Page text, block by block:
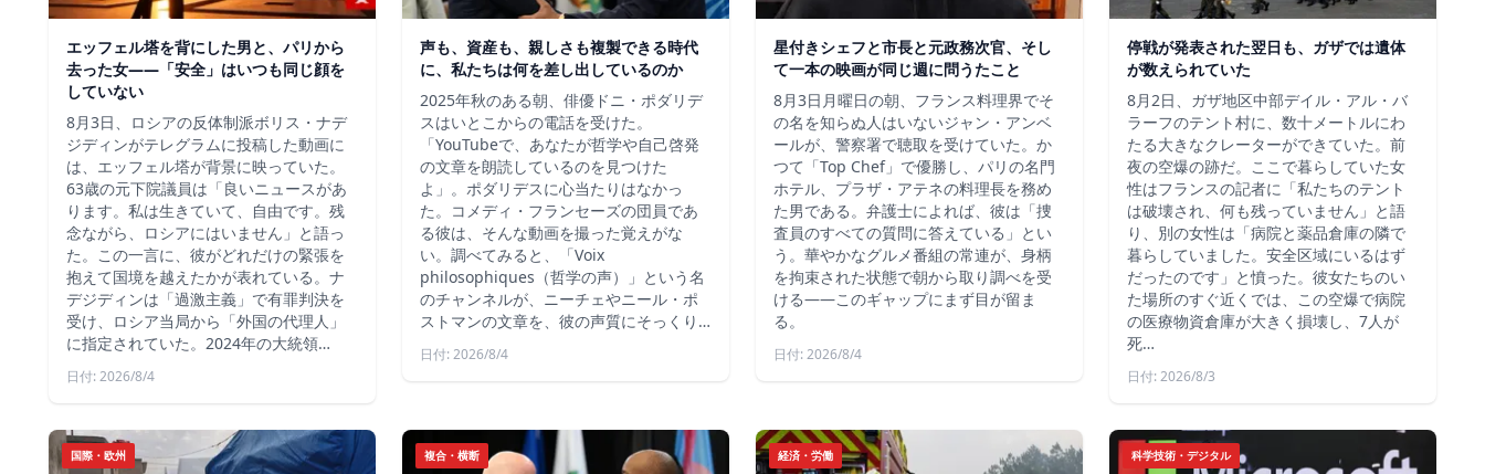
エッフェル塔を背にした男と、パリから
去った女——「安全」はいつも同じ顔を
していない
8月3日、ロシアの反体制派ボリス・ナデ
ジディンがテレグラムに投稿した動画に
は、エッフェル塔が背景に映っていた。
63歳の元下院議員は「良いニュースがあ
ります。私は生きていて、自由です。残
念ながら、ロシアにはいません」と語っ
た。この一言に、彼がどれだけの緊張を
抱えて国境を越えたかが表れている。ナ
デジディンは「過激主義」で有罪判決を
受け、ロシア当局から「外国の代理人」
に指定されていた。2024年の大統領…
日付: 2026/8/4
声も、資産も、親しさも複製できる時代
に、私たちは何を差し出しているのか
2025年秋のある朝、俳優ドニ・ポダリデ
スはいとこからの電話を受けた。
「YouTubeで、あなたが哲学や自己啓発
の文章を朗読しているのを見つけた
よ」。ポダリデスに心当たりはなかっ
た。コメディ・フランセーズの団員であ
る彼は、そんな動画を撮った覚えがな
い。調べてみると、「Voix
philosophiques（哲学の声）」という名
のチャンネルが、ニーチェやニール・ポ
ストマンの文章を、彼の声質にそっくり…
日付: 2026/8/4
星付きシェフと市長と元政務次官、そし
て一本の映画が同じ週に問うたこと
8月3日月曜日の朝、フランス料理界でそ
の名を知らぬ人はいないジャン・アンベ
ールが、警察署で聴取を受けていた。か
つて「Top Chef」で優勝し、パリの名門
ホテル、プラザ・アテネの料理長を務め
た男である。弁護士によれば、彼は「捜
査員のすべての質問に答えている」とい
う。華やかなグルメ番組の常連が、身柄
を拘束された状態で朝から取り調べを受
ける――このギャップにまず目が留ま
る。
日付: 2026/8/4
停戦が発表された翌日も、ガザでは遺体
が数えられていた
8月2日、ガザ地区中部デイル・アル・バ
ラーフのテント村に、数十メートルにわ
たる大きなクレーターができていた。前
夜の空爆の跡だ。ここで暮らしていた女
性はフランスの記者に「私たちのテント
は破壊され、何も残っていません」と語
り、別の女性は「病院と薬品倉庫の隣で
暮らしていました。安全区域にいるはず
だったのです」と憤った。彼女たちのい
た場所のすぐ近くでは、この空爆で病院
の医療物資倉庫が大きく損壊し、7人が
死…
日付: 2026/8/3
国際・欧州 複合・横断 経済・労働 科学技術・デジタル